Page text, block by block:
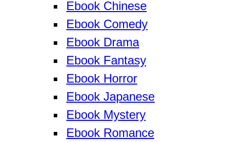
Ebook Chinese
Ebook Comedy
Ebook Drama
Ebook Fantasy
Ebook Horror
Ebook Japanese
Ebook Mystery
Ebook Romance